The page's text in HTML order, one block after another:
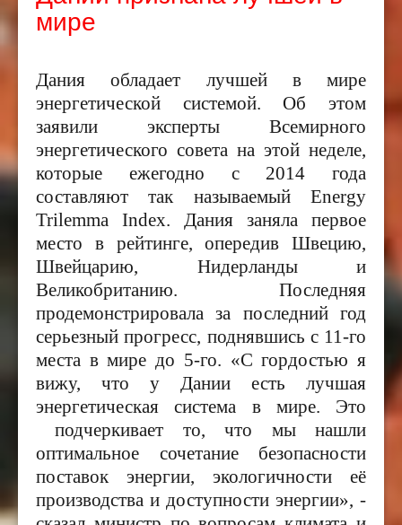
мире
Дания обладает лучшей в мире
энергетической системой. Об этом
заявили эксперты Всемирного
энергетического совета на этой неделе,
которые ежегодно с 2014 года
составляют так называемый Energy
Trilemma Index. Дания заняла первое
место в рейтинге, опередив Швецию,
Швейцарию, Нидерланды и
Великобританию. Последняя
продемонстрировалаза последний год
серьезный прогресс, поднявшись с 11-го
места в мире до 5-го. «С гордостью я
вижу, что у Дании есть лучшая
энергетическая система в мире. Это
подчеркивает то, что мы нашли
оптимальное сочетание безопасности
поставок энергии, экологичности её
производства и доступности энергии», -